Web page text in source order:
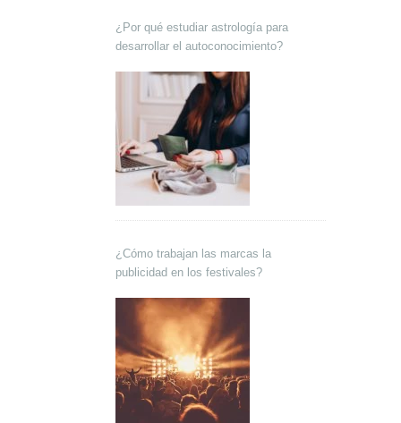
¿Por qué estudiar astrología para
desarrollar el autoconocimiento?
¿Cómo trabajan las marcas la
publicidad en los festivales?